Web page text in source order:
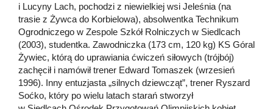
i Lucyny Lach, pochodzi z niewielkiej wsi Jeleśnia (na
trasie z Żywca do Korbielowa), absolwentka Technikum
Ogrodniczego w Zespole Szkół Rolniczych w Siedlcach
(2003), studentka. Zawodniczka (173 cm, 120 kg) KS Góral
Żywiec, którą do uprawiania ćwiczeń siłowych (trójbój)
zachęcił i namówił trener Edward Tomaszek (wrzesień
1996). Inny entuzjasta „silnych dziewcząt”, trener Ryszard
Soćko, który po wielu latach starań stworzył